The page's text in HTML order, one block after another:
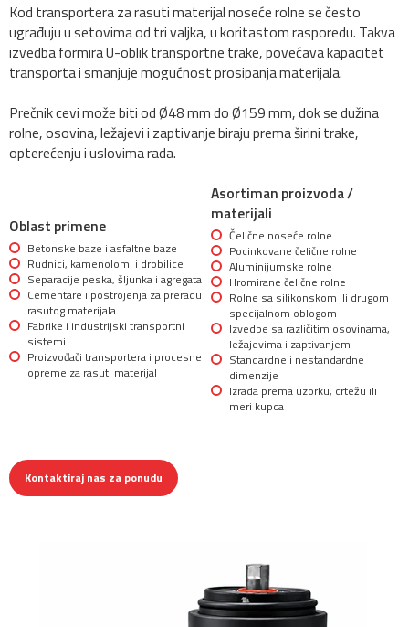
Kod transportera za rasuti materijal noseće rolne se često
ugrađuju u setovima od tri valjka, u koritastom rasporedu. Takva
izvedba formira U-oblik transportne trake, povećava kapacitet
transporta i smanjuje mogućnost prosipanja materijala.
Prečnik cevi može biti od Ø48 mm do Ø159 mm, dok se dužina
rolne, osovina, ležajevi i zaptivanje biraju prema širini trake,
opterećenju i uslovima rada.
Oblast primene
Betonske baze i asfaltne baze
Rudnici, kamenolomi i drobilice
Separacije peska, šljunka i agregata
Cementare i postrojenja za preradu
rasutog materijala
Fabrike i industrijski transportni
sistemi
Proizvođači transportera i procesne
opreme za rasuti materijal
Asortiman proizvoda /
materijali
Čelične noseće rolne
Pocinkovane čelične rolne
Aluminijumske rolne
Hromirane čelične rolne
Rolne sa silikonskom ili drugom
specijalnom oblogom
Izvedbe sa različitim osovinama,
ležajevima i zaptivanjem
Standardne i nestandardne
dimenzije
Izrada prema uzorku, crtežu ili
meri kupca
Kontaktiraj nas za ponudu